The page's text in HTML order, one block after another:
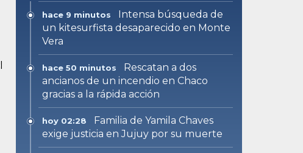
hace 9 minutos
Intensa búsqueda de
un kitesurfista desaparecido en Monte
Vera
hace 50 minutos
Rescatan a dos
ancianos de un incendio en Chaco
gracias a la rápida acción
hoy 02:28
Familia de Yamila Chaves
exige justicia en Jujuy por su muerte